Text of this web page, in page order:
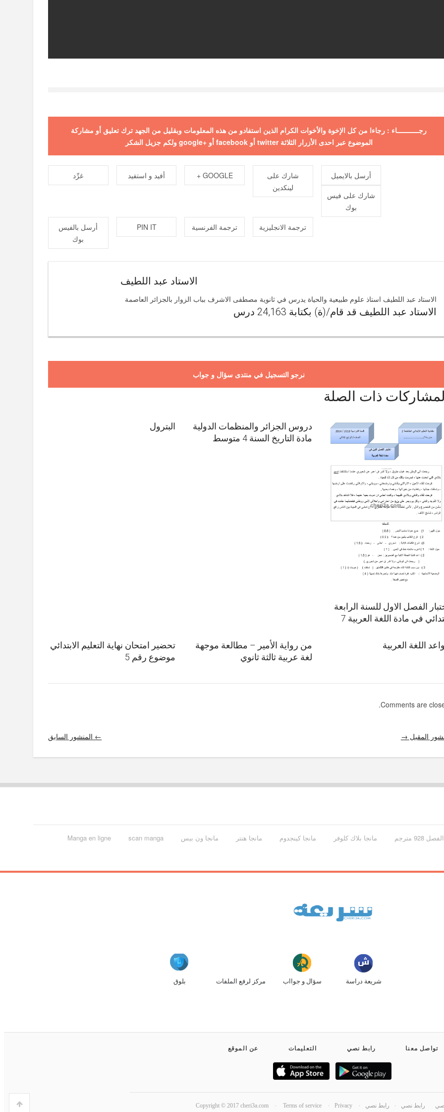
رجـــــــــــاء : رجاءا من كل الإخوة والأخوات الكرام الذين استفادو من هذه المعلومات وبقليل من الجهد ترك تعليق أو مشاركة
الموضوع عبر احدى الأزرار الثلاثة twitter أو facebook أو +google ولكم جزيل الشكر
غرِّد أفيد و استفيد GOOGLE +
شارك على
لينكدين
أرسل بالايميل
شارك على فيس
بوك
أرسل بالفيس
بوك
PIN IT ترجمة الفرنسية ترجمة الانجليزية
الاستاد عبد اللطيف
الاستاد عبد اللطيف استاذ علوم طبيعية والحياة يدرس في ثانوية مصطفى الاشرف بباب الزوار بالجزائر العاصمة
الاستاد عبد اللطيف قد قام/(ة) بكتابة 24,163 درس
نرجو التسجيل في منتدى سؤال و جواب
ذات الصلة
البترول
دروس الجزائر والمنظمات الدولية
مادة التاريخ السنة 4 متوسط
الفصل الاول للسنة الرابعة
في مادة اللغة العربية 7
تحضير امتحان نهاية التعليم الابتدائي
موضوع رقم 5
من رواية الأمير – مطالعة موجهة
لغة عربية ثالثة ثانوي
اللغة العربية
Comments are
← المنشور السابق المقبل →
مانجا بلاك كلوفر مانجا كينجدوم مانجا هنتر مانجا ون بيس scan manga
Manga en ligne